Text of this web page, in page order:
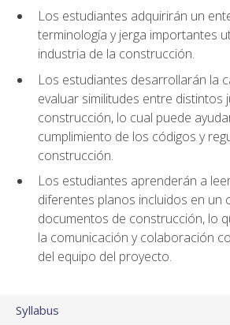
Los estudiantes adquirirán un
terminología y jerga importantes
industria de la construcción.
Los estudiantes desarrollarán la
evaluar similitudes entre distintos
construcción, lo cual puede
cumplimiento de los códigos y
construcción.
Los estudiantes aprenderán a
diferentes planos incluidos en un
documentos de construcción, lo
la comunicación y colaboración
del equipo del proyecto.
Syllabus